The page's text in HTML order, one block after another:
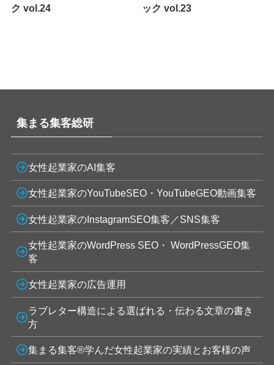
ク vol.24
ック vol.23
集まる集客総研
女性起業家のAI集客
女性起業家のYouTubeSEO・YouTubeGEO動画集客
女性起業家のInstagramSEO集客／SNS集客
女性起業家のWordPress SEO・ WordPressGEO集
客
女性起業家の広告運用
ラブレター構造による選ばれる・伝わる文章の書き
方
集まる集客®学んだ女性起業家の実績とお客様の声